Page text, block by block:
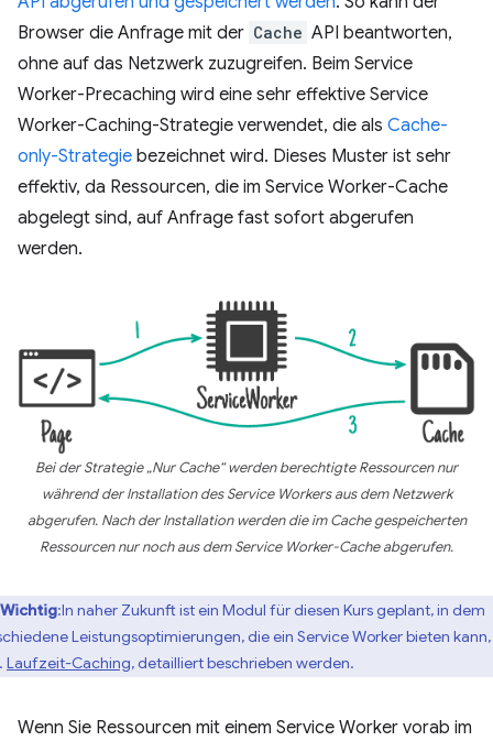
Browser die Anfrage mit der Cache API beantworten,
ohne auf das Netzwerk zuzugreifen. Beim Service
Worker-Precaching wird eine sehr effektive Service
Worker-Caching-Strategie verwendet, die als Cache-
only-Strategie bezeichnet wird. Dieses Muster ist sehr
effektiv, da Ressourcen, die im Service Worker-Cache
abgelegt sind, auf Anfrage fast sofort abgerufen
werden.
Bei der Strategie „Nur Cache“ werden berechtigte Ressourcen nur
während der Installation des Service Workers aus dem Netzwerk
abgerufen. Nach der Installation werden die im Cache gespeicherten
Ressourcen nur noch aus dem Service Worker-Cache abgerufen.
Wichtig:In naher Zukunft ist ein Modul für diesen Kurs geplant, in dem
Leistungsoptimierungen, die ein Service Worker bieten
Laufzeit-Caching, detailliert beschrieben werden.
Wenn Sie Ressourcen mit einem Service Worker vorab im